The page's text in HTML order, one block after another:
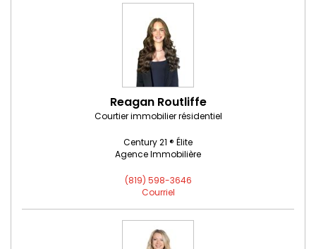
Reagan Routliffe
Courtier immobilier résidentiel
Century 21 ® Élite
Agence Immobilière
(819) 598-3646
Courriel